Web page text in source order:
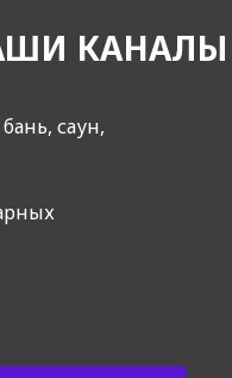
КАНАЛЫ
саун,